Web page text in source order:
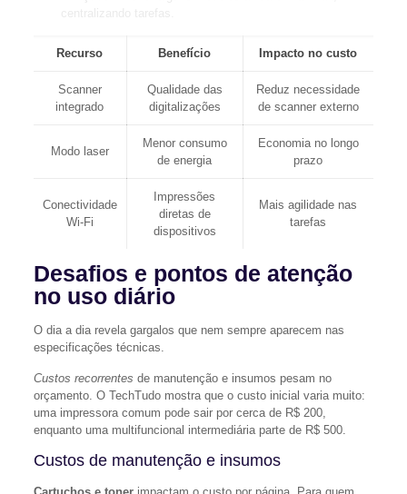
Recurso Benefício Impacto no custo
Scanner
integrado
Qualidade das
digitalizações
Reduz necessidade
de scanner externo
Modo laser
Menor consumo
de energia
Economia no longo
prazo
Conectividade
Wi‑Fi
Impressões
diretas de
dispositivos
Mais agilidade nas
tarefas
Desafios e pontos de atenção
no uso diário
O dia a dia revela gargalos que nem sempre aparecem nas
especificações técnicas.
Custos recorrentes de manutenção e insumos pesam no
orçamento. O TechTudo mostra que o custo inicial varia muito:
uma impressora comum pode sair por cerca de R$ 200,
enquanto uma multifuncional intermediária parte de R$ 500.
Custos de manutenção e insumos